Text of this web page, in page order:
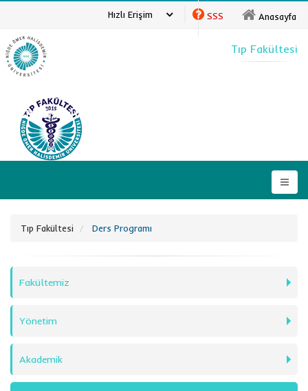
Anasayfa
SSS
Hızlı Erişim
NİĞDE ÖMER HALİSDEMİR ÜNİVERSİTESİ
Tıp Fakültesi
Tıp Fakültesi Ders Programı
Fakültemiz
Yönetim
Akademik